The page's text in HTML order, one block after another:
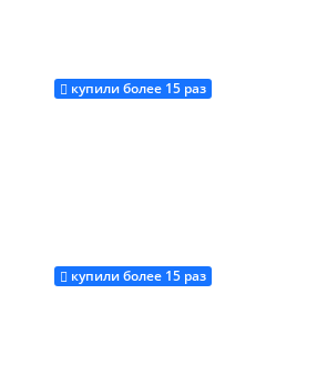
Купить
купили более 15 раз
Купить
купили более 15 раз